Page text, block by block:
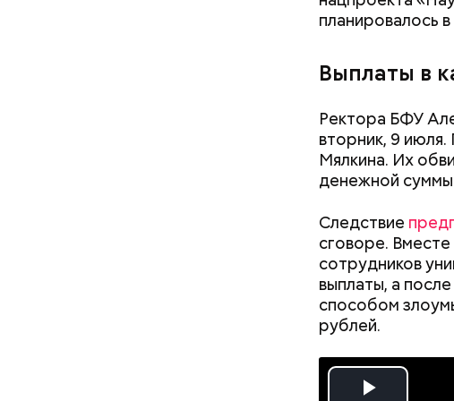
планировалось
Выплаты в
Ректора БФУ
вторник, 9
Мялкина. Их
денежной
Следствие
сговоре.
сотрудников
выплаты, а
способом
рублей.
Стражи
отомстить.
— Все дети
часто уезжала
неотлучно
Как